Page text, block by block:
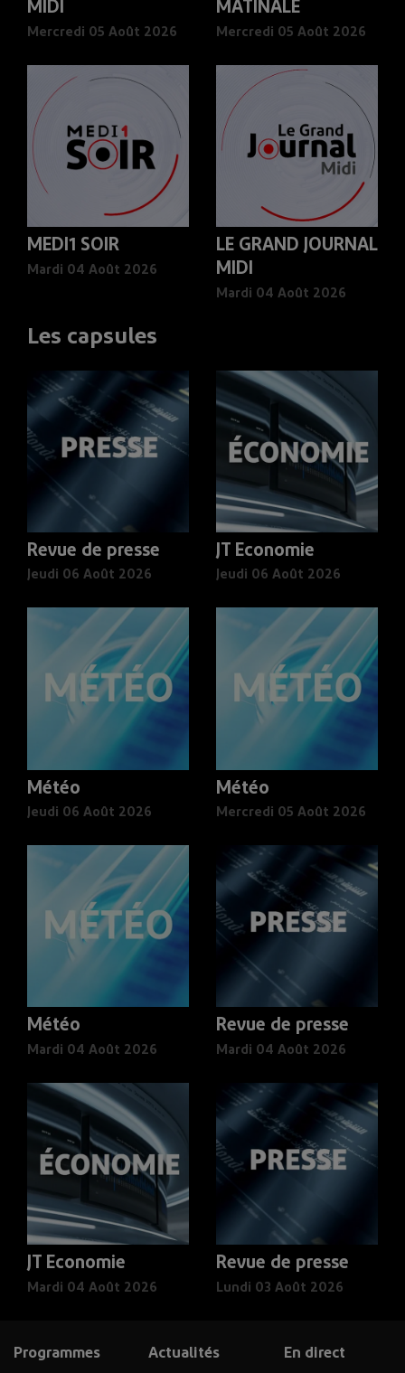
MIDI
Mercredi 05 Août 2026
MATINALE
Mercredi 05 Août 2026
MEDI1 SOIR
Mardi 04 Août 2026
LE GRAND JOURNAL
MIDI
Mardi 04 Août 2026
Les capsules
Revue de presse
Jeudi 06 Août 2026
JT Economie
Jeudi 06 Août 2026
Météo
Jeudi 06 Août 2026
Météo
Mercredi 05 Août 2026
Météo
Mardi 04 Août 2026
Revue de presse
Mardi 04 Août 2026
JT Economie
Mardi 04 Août 2026
Revue de presse
Lundi 03 Août 2026
En direct
Actualités
Programmes